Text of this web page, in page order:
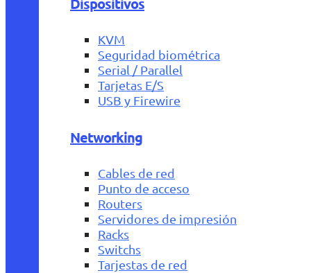
KVM
Seguridad biométrica
Serial / Parallel
Tarjetas E/S
USB y Firewire
Networking
Cables de red
Punto de acceso
Routers
Servidores de impresión
Racks
Switchs
Tarjestas de red